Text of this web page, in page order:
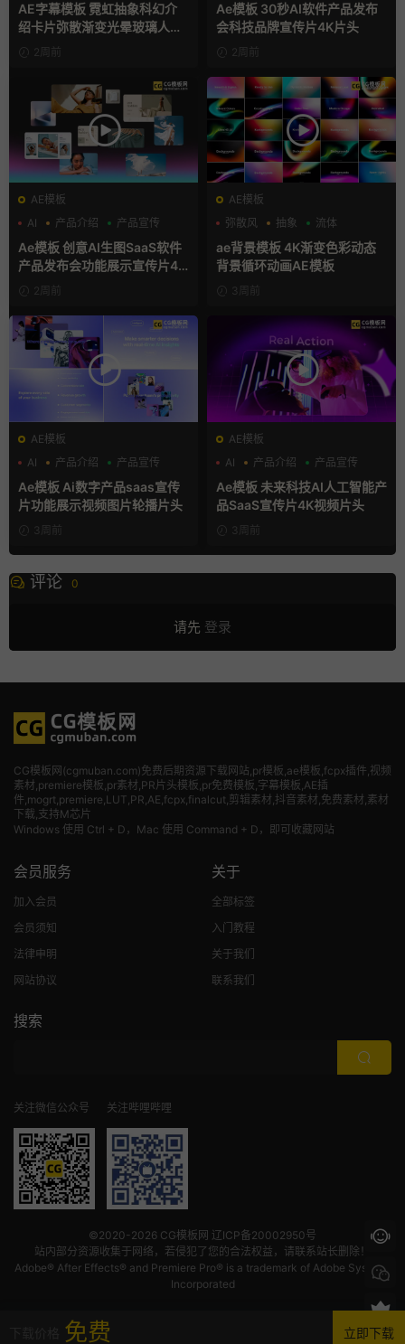
免费 立即下载
AE字幕模板 霓虹抽象科幻介
绍卡片弥散渐变光晕玻璃人名
2周前
Ae模板 30秒AI软件产品发布
会科技品牌宣传片4K片头
2周前
AE模板
AI
产品介绍 产品宣传
Ae模板 创意AI生图SaaS软件
产品发布会功能展示宣传片4K
片头2周前
AE模板
弥散风
抽象 流体
ae背景模板 4K渐变色彩动态
背景循环动画AE模板
3周前
AE模板
AI
产品介绍 产品宣传
Ae模板 Ai数字产品saas宣传
片功能展示视频图片轮播片头
3周前
AE模板
AI
产品介绍 产品宣传
Ae模板 未来科技AI人工智能产
品SaaS宣传片4K视频片头
3周前
评论 0
请先 登录
CG模板网(cgmuban.com)免费后期资源下载网站,pr模板,ae模板,fcpx插件,视频
素材 ,premiere模板,pr素材,PR片头模板,pr免费模板,字幕模板,AE插
件,mogrt,premiere,LUT,PR,AE,fcpx,finalcut,剪辑素材,抖音素材,免费素材,素材
下载,支持M芯片
Windows 使用 Ctrl + D，Mac 使用 Command + D，即可收藏网站
会员服务
加入会员
会员须知
法律申明
网站协议
关于
全部标签
入门教程
关于我们
联系我们
搜索
关注微信公众号 关注哔哩哔哩
©2020-2026 CG模板网 辽ICP备20002950号
站内部分资源收集于网络，若侵犯了您的合法权益，请联系站长删除！
Adobe® After Effects® and Premiere Pro® is a trademark of Adobe Systems
Incorporated